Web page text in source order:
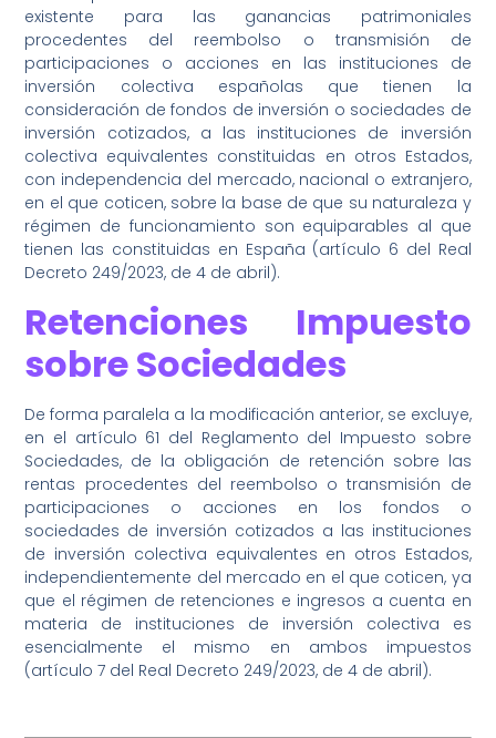
existente para las ganancias patrimoniales
procedentes del reembolso o transmisión de
participaciones o acciones en las instituciones de
inversión colectiva españolas que tienen la
consideración de fondos de inversión o sociedades de
inversión cotizados, a las instituciones de inversión
colectiva equivalentes constituidas en otros Estados,
con independencia del mercado, nacional o extranjero,
en el que coticen, sobre la base de que su naturaleza y
régimen de funcionamiento son equiparables al que
tienen las constituidas en España (artículo 6 del Real
Decreto 249/2023, de 4 de abril).
Retenciones Impuesto
sobre Sociedades
De forma paralela a la modificación anterior, se excluye,
en el artículo 61 del Reglamento del Impuesto sobre
Sociedades, de la obligación de retención sobre las
rentas procedentes del reembolso o transmisión de
participaciones o acciones en los fondos o
sociedades de inversión cotizados a las instituciones
de inversión colectiva equivalentes en otros Estados,
independientemente del mercado en el que coticen, ya
que el régimen de retenciones e ingresos a cuenta en
materia de instituciones de inversión colectiva es
esencialmente el mismo en ambos impuestos
(artículo 7 del Real Decreto 249/2023, de 4 de abril).